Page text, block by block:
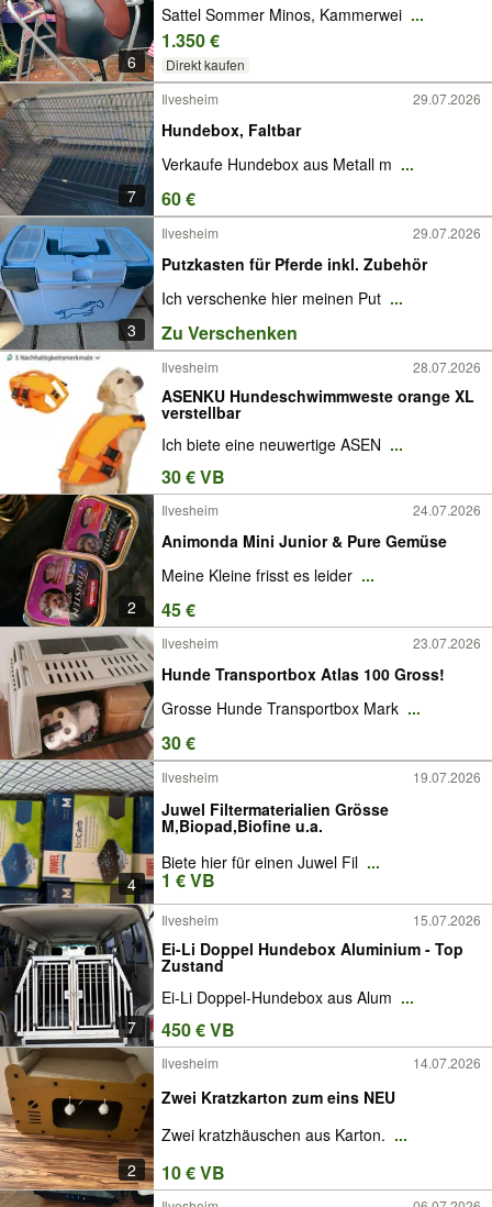
6
Sattel Sommer Minos, Kammerwei ...
1.350 €
Direkt kaufen
7
Ilvesheim 29.07.2026
Hundebox, Faltbar
Verkaufe Hundebox aus Metall m ...
60 €
3
Ilvesheim 29.07.2026
Putzkasten für Pferde inkl. Zubehör
Ich verschenke hier meinen Put ...
Zu Verschenken
Ilvesheim 28.07.2026
ASENKU Hundeschwimmweste orange XL
verstellbar
Ich biete eine neuwertige ASEN ...
30 € VB
2
Ilvesheim 24.07.2026
Animonda Mini Junior & Pure Gemüse
Meine Kleine frisst es leider ...
45 €
Ilvesheim 23.07.2026
Hunde Transportbox Atlas 100 Gross!
Grosse Hunde Transportbox Mark ...
30 €
4
Ilvesheim 19.07.2026
Juwel Filtermaterialien Grösse
M,Biopad,Biofine u.a.
Biete hier für einen Juwel Fil ...
1 € VB
7
Ilvesheim 15.07.2026
Ei-Li Doppel Hundebox Aluminium - Top
Zustand
Ei-Li Doppel-Hundebox aus Alum ...
450 € VB
2
Ilvesheim 14.07.2026
Zwei Kratzkarton zum eins NEU
Zwei kratzhäuschen aus Karton. ...
10 € VB